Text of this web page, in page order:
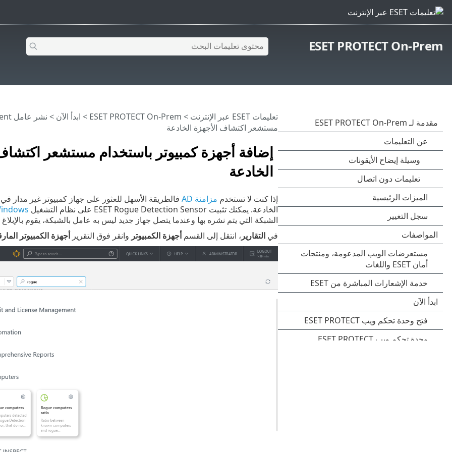
ESET PROTECT On-Prem
إضافة أجهزة كمبيوتر باستخدام مستشعر
الخادعة
تعليمات ESET عبر الإنترنت >
ESET PROTECT On-Prem
> ابدأ الآن > نشر عامل ESET Management
مستشعر اكتشاف الأجهزة الخادعة
إذا كنت لا تستخدم مزامنة AD
فالطريقة الأسهل للعثور على جهاز كمبيوتر غير مدار
الخادعة. يمكنك تثبيت ESET Rogue Detection Sensor على نظام التشغيل
الشبكة التي يتم نشره بها وعندما يتصل جهاز جديد ليس به عامل ‎بالشبكة، يقوم بالإبلاغ عن هذه المعلومات إلى ESET PROTECT On-Prem.
في التقارير ، انتقل إلى القسمأجهزة الكمبيوتر وانقر فوق التقريرأجهزة الكمبيوتر